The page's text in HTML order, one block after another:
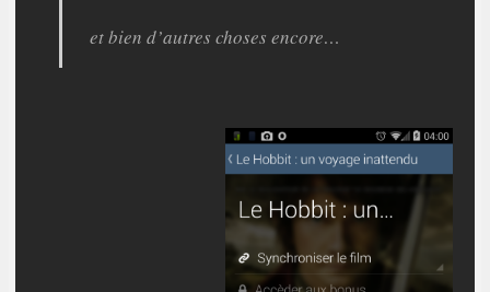
et bien d’autres choses encore…